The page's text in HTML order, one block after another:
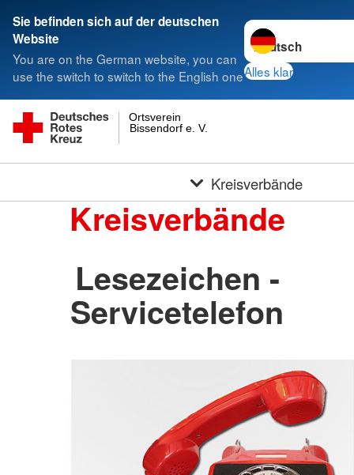
Sie befinden sich auf der deutschen
Website
You are on the German website, you can
use the switch to switch to the English one
Sprache wechseln
Alles klar
Bissendorf e. V.
Ortsverein
Kreisverbände
Kreisverbände
Lesezeichen -
Servicetelefon